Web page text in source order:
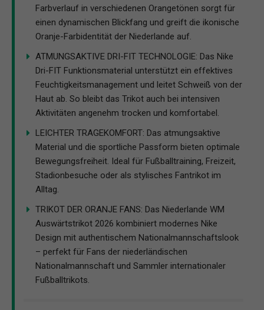
Farbverlauf in verschiedenen Orangetönen sorgt für
einen dynamischen Blickfang und greift die ikonische
Oranje-Farbidentität der Niederlande auf.
ATMUNGSAKTIVE DRI-FIT TECHNOLOGIE: Das Nike
Dri-FIT Funktionsmaterial unterstützt ein effektives
Feuchtigkeitsmanagement und leitet Schweiß von der
Haut ab. So bleibt das Trikot auch bei intensiven
Aktivitäten angenehm trocken und komfortabel.
LEICHTER TRAGEKOMFORT: Das atmungsaktive
Material und die sportliche Passform bieten optimale
Bewegungsfreiheit. Ideal für Fußballtraining, Freizeit,
Stadionbesuche oder als stylisches Fantrikot im
Alltag.
TRIKOT DER ORANJE FANS: Das Niederlande WM
Auswärtstrikot 2026 kombiniert modernes Nike
Design mit authentischem Nationalmannschaftslook
– perfekt für Fans der niederländischen
Nationalmannschaft und Sammler internationaler
Fußballtrikots.